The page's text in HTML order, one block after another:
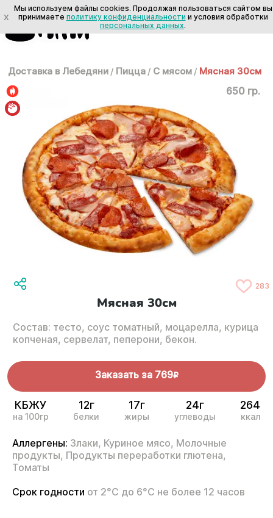
Доставка в Лебедяни / Пицца / С мясом / Мясная 30см
650 гр.
283
Мясная 30см
Состав: тесто, соус томатный, моцарелла, курица
копченая, сервелат, пеперони, бекон.
Заказать за 769R
КБЖУ
на 100гр
12г
белки
17г
жиры
24г
углеводы
264
ккал
Аллергены: Злаки, Куриное мясо, Молочные
продукты, Продукты переработки глютена,
Томаты
Срок годности от 2°С до 6°С не более 12 часов
X
Мы используем файлы cookies. Продолжая пользоваться сайтом вы
принимаете политику конфиденциальности и условия обработки
персональных данных.